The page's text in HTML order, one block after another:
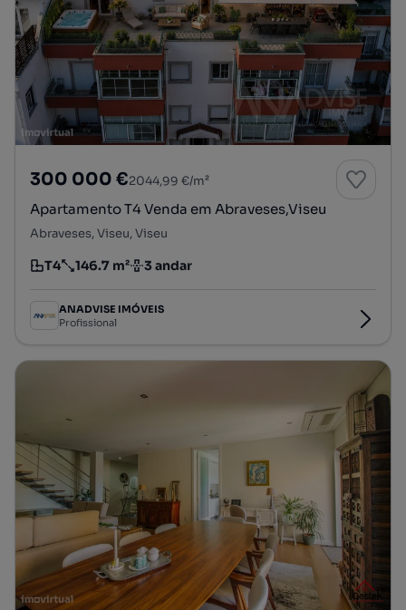
300 000 €2044,99 €/m²
Apartamento T4 Venda em Abraveses,Viseu
Abraveses, Viseu, Viseu
Tipologia
T4
Preço por metro quadrado
146.7 m²
Andar 3 andar
ANADVISE IMÓVEIS
Profissional